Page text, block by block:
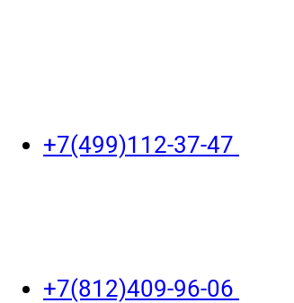
+7(499)112-37-47
+7(812)409-96-06